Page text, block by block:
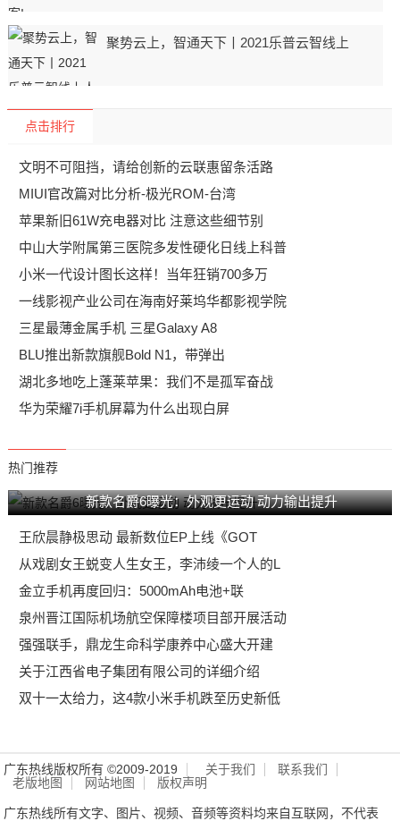
聚势云上，智通天下丨2021乐普云智线上
点击排行
文明不可阻挡，请给创新的云联惠留条活路
MIUI官改篇对比分析-极光ROM-台湾
苹果新旧61W充电器对比 注意这些细节别
中山大学附属第三医院多发性硬化日线上科普
小米一代设计图长这样！当年狂销700多万
一线影视产业公司在海南好莱坞华都影视学院
三星最薄金属手机 三星Galaxy A8
BLU推出新款旗舰Bold N1，带弹出
湖北多地吃上蓬莱苹果：我们不是孤军奋战
华为荣耀7i手机屏幕为什么出现白屏
热门推荐
新款名爵6曝光：外观更运动 动力输出提升
王欣晨静极思动 最新数位EP上线《GOT
从戏剧女王蜕变人生女王，李沛绫一个人的L
金立手机再度回归：5000mAh电池+联
泉州晋江国际机场航空保障楼项目部开展活动
强强联手，鼎龙生命科学康养中心盛大开建
关于江西省电子集团有限公司的详细介绍
双十一太给力，这4款小米手机跌至历史新低
广东热线版权所有 ©2009-2019 关于我们
联系我们
老版地图
网站地图 版权声明
广东热线所有文字、图片、视频、音频等资料均来自互联网，不代表